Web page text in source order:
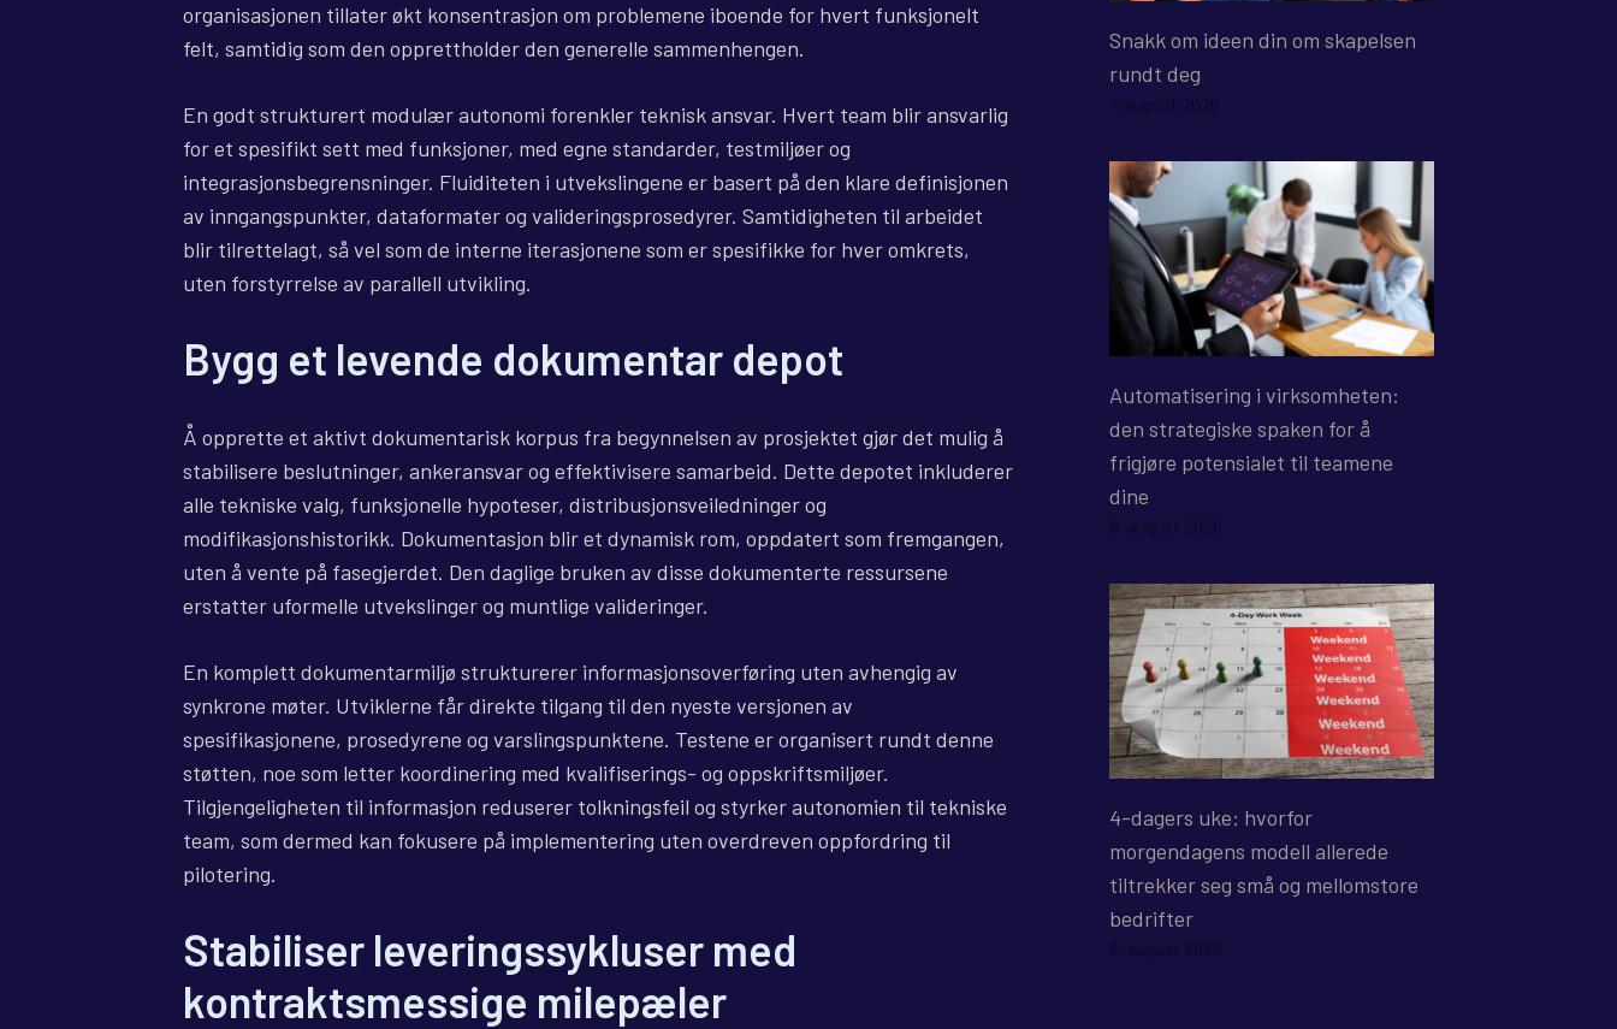
organisasjonen tillater økt konsentrasjon om problemene iboende for hvert funksjonelt
felt, samtidig som den opprettholder den generelle sammenhengen.
En godt strukturert modulær autonomi forenkler teknisk ansvar. Hvert team blir ansvarlig
for et spesifikt sett med funksjoner, med egne standarder, testmiljøer og
integrasjonsbegrensninger. Fluiditeten i utvekslingene er basert på den klare definisjonen
av inngangspunkter, dataformater og valideringsprosedyrer. Samtidigheten til arbeidet
blir tilrettelagt, så vel som de interne iterasjonene som er spesifikke for hver omkrets,
uten forstyrrelse av parallell utvikling.
Bygg et levende dokumentar depot
Å opprette et aktivt dokumentarisk korpus fra begynnelsen av prosjektet gjør det mulig å
stabilisere beslutninger, ankeransvar og effektivisere samarbeid. Dette depotet inkluderer
alle tekniske valg, funksjonelle hypoteser, distribusjonsveiledninger og
modifikasjonshistorikk. Dokumentasjon blir et dynamisk rom, oppdatert som fremgangen,
uten å vente på fasegjerdet. Den daglige bruken av disse dokumenterte ressursene
erstatter uformelle utvekslinger og muntlige valideringer.
En komplett dokumentarmiljø strukturerer informasjonsoverføring uten avhengig av
synkrone møter. Utviklerne får direkte tilgang til den nyeste versjonen av
spesifikasjonene, prosedyrene og varslingspunktene. Testene er organisert rundt denne
støtten, noe som letter koordinering med kvalifiserings- og oppskriftsmiljøer.
Tilgjengeligheten til informasjon reduserer tolkningsfeil og styrker autonomien til tekniske
team, som dermed kan fokusere på implementering uten overdreven oppfordring til
pilotering.
Stabiliser leveringssykluser med
kontraktsmessige milepæler
Snakk om ideen din om skapelsen
rundt deg
7. august 2026
Automatisering i virksomheten:
den strategiske spaken for å
frigjøre potensialet til teamene
dine
6. august 2026
4-dagers uke: hvorfor
morgendagens modell allerede
tiltrekker seg små og mellomstore
bedrifter
6. august 2026